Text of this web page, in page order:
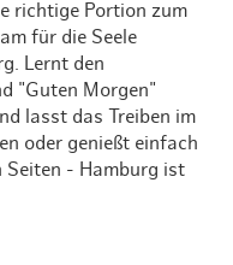
richtige Portion zum
für die Seele
Lernt den
"Guten Morgen"
lasst das Treiben im
oder genießt einfach
Seiten - Hamburg ist